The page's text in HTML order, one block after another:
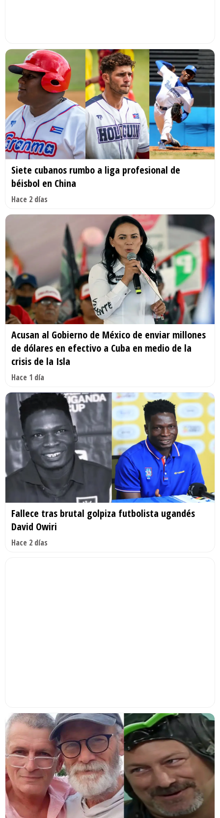
Siete cubanos rumbo a liga profesional de
béisbol en China
Hace 2 días
Acusan al Gobierno de México de enviar millones
de dólares en efectivo a Cuba en medio de la
crisis de la Isla
Hace 1 día
Fallece tras brutal golpiza futbolista ugandés
David Owiri
Hace 2 días